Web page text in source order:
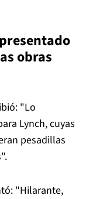
obras
"Lo
Lynch, cuyas
pesadillas
"Hilarante,